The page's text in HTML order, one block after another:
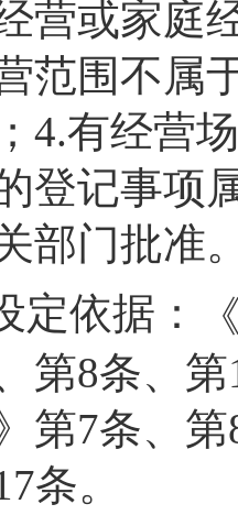
营或家庭
范围不属
4.有经营
登记事项
部门批准
定依据：
第8条、
第7条、
条。